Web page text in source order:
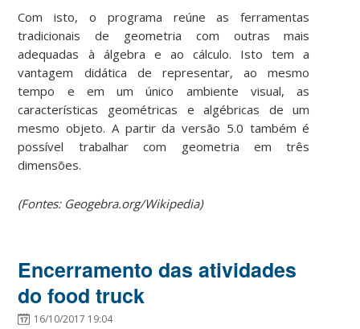
Com isto, o programa reúne as ferramentas
tradicionais de geometria com outras mais
adequadas à álgebra e ao cálculo. Isto tem a
vantagem didática de representar, ao mesmo
tempo e em um único ambiente visual, as
características geométricas e algébricas de um
mesmo objeto. A partir da versão 5.0 também é
possível trabalhar com geometria em três
dimensões.
(Fontes: Geogebra.org/Wikipedia)
Encerramento das atividades
do food truck
16/10/2017 19:04